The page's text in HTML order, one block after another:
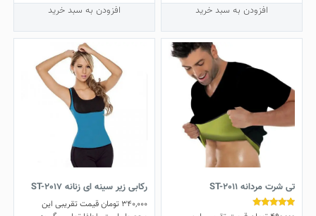
افزودن به سبد خرید
افزودن به سبد خرید
تی شرت مردانه ST-2011
نمره
رکابی زیر سینه ای زنانه ST-2017
340,000 تومانقیمت تقریبی این